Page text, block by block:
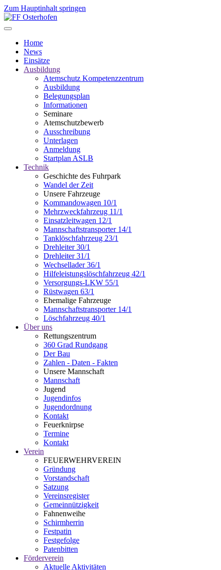
Zum Hauptinhalt springen
Home
News
Einsätze
Ausbildung
Atemschutz Kompetenzzentrum
Ausbildung
Belegungsplan
Informationen
Seminare
Atemschutzbewerb
Ausschreibung
Unterlagen
Anmeldung
Startplan ASLB
Technik
Geschichte des Fuhrpark
Wandel der Zeit
Unsere Fahrzeuge
Kommandowagen 10/1
Mehrzweckfahrzeug 11/1
Einsatzleitwagen 12/1
Mannschaftstransporter 14/1
Tanklöschfahrzeug 23/1
Drehleiter 30/1
Drehleiter 31/1
Wechsellader 36/1
Hilfeleistungslöschfahrzeug 42/1
Versorgungs-LKW 55/1
Rüstwagen 63/1
Ehemalige Fahrzeuge
Mannschaftstransporter 14/1
Löschfahrzeug 40/1
Über uns
Rettungszentrum
360 Grad Rundgang
Der Bau
Zahlen - Daten - Fakten
Unsere Mannschaft
Mannschaft
Jugend
Jugendinfos
Jugendordnung
Kontakt
Feuerknirpse
Termine
Kontakt
Verein
FEUERWEHRVEREIN
Gründung
Vorstandschaft
Satzung
Vereinsregister
Gemeinnützigkeit
Fahnenweihe
Schirmherrin
Festpatin
Festgefolge
Patenbitten
Förderverein
Aktuelle Aktivitäten